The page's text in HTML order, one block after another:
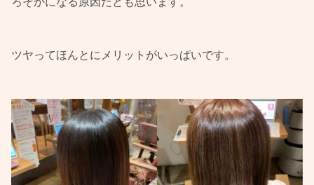
ツヤってほんとにメリットがいっぱいです。